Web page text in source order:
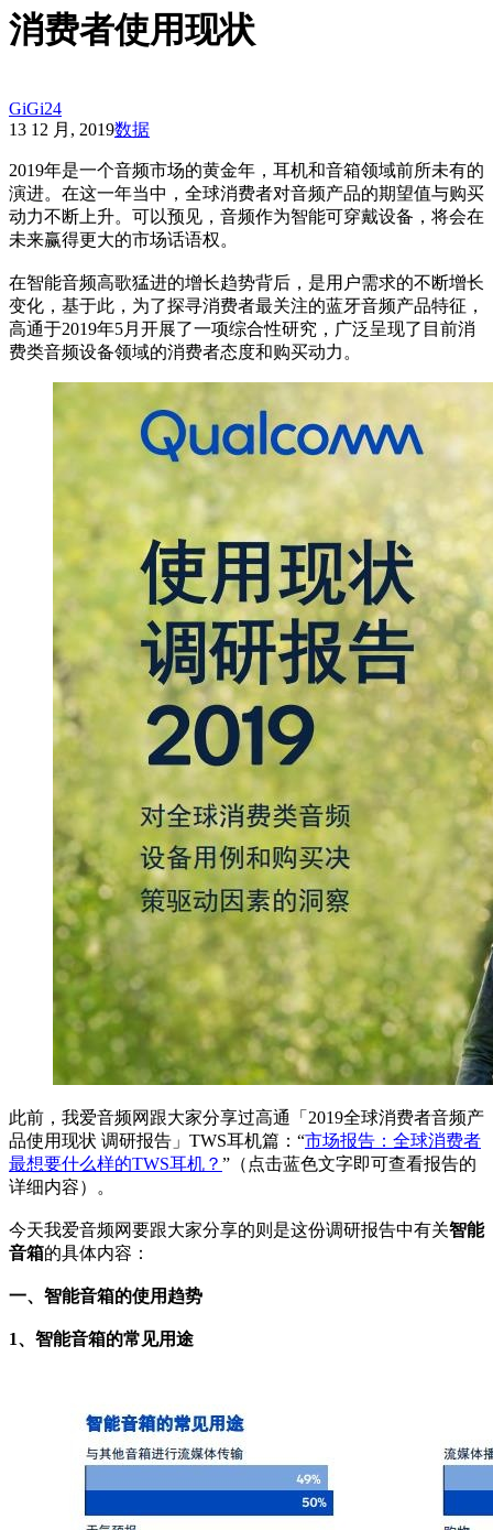
消费者使用现状
GiGi24
13 12 月, 2019数据
2019年是一个音频市场的黄金年，耳机和音箱领域前所未有的
演进。在这一年当中，全球消费者对音频产品的期望值与购买
动力不断上升。可以预见，音频作为智能可穿戴设备，将会在
未来赢得更大的市场话语权。
在智能音频高歌猛进的增长趋势背后，是用户需求的不断增长
变化，基于此，为了探寻消费者最关注的蓝牙音频产品特征，
高通于2019年5月开展了一项综合性研究，广泛呈现了目前消
费类音频设备领域的消费者态度和购买动力。
此前，我爱音频网跟大家分享过高通「2019全球消费者音频产
品使用现状 调研报告」TWS耳机篇：“市场报告：全球消费者
最想要什么样的TWS耳机？ ”（点击蓝色文字即可查看报告的
详细内容）。
今天我爱音频网要跟大家分享的则是这份调研报告中有关智能
音箱的具体内容：
一、智能音箱的使用趋势
1、智能音箱的常见用途